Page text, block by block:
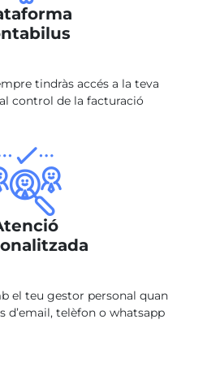
tindràs accés a la teva
control de la facturació
el teu gestor personal quan
d’email, telèfon o whatsapp